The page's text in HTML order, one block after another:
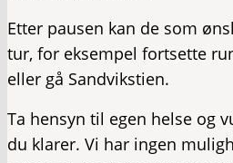
Etter pausen kan de som
tur, for eksempel fortsette
eller gå Sandvikstien.
Ta hensyn til egen helse og
du klarer. Vi har ingen